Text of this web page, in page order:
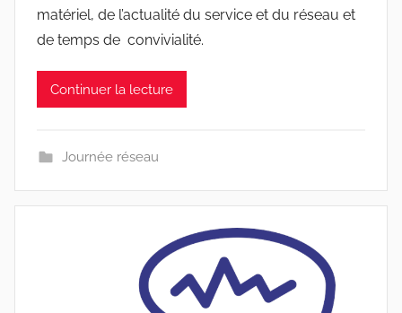
matériel, de l’actualité du service et du réseau et
de temps de convivialité.
Continuer la lecture
Journée réseau